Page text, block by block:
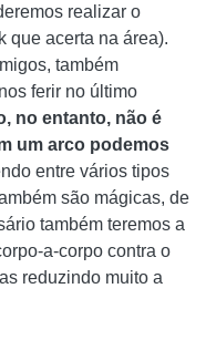
realizar o
que acerta na área).
também
ferir no último
no entanto, não é
um arco podemos
entre vários tipos
são mágicas, de
também teremos a
a-corpo contra o
reduzindo muito a